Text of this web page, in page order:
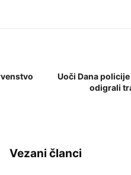
Uoči Dana
odigrali
Vezani članci